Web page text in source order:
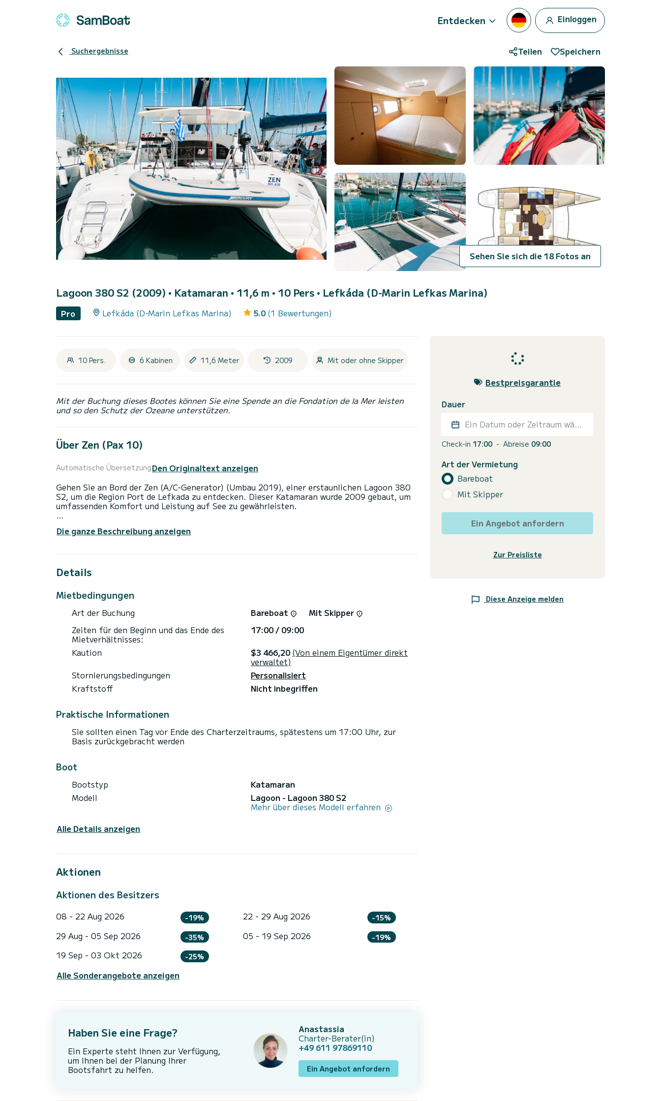
Entdecken Einloggen
Suchergebnisse Teilen Speichern
Sehen Sie sich die 18 Fotos an
Lagoon 380 S2 (2009) • Katamaran • 11,6 m • 10 Pers • Lefkáda (D-Marin Lefkas Marina)
Pro Lefkáda (D-Marin Lefkas Marina) 5.0 (1 Bewertungen)
10 Pers. 6 Kabinen 11,6 Meter 2009 Mit oder ohne Skipper
Mit der Buchung dieses Bootes können Sie eine Spende an die Fondation de la Mer leisten
und so den Schutz der Ozeane unterstützen.
Über Zen (Pax 10)
Automatische ÜbersetzungDen Originaltext anzeigen
Gehen Sie an Bord der Zen (A/C-Generator) (Umbau 2019), einer erstaunlichen Lagoon 380
S2, um die Region Port de Lefkada zu entdecken. Dieser Katamaran wurde 2009 gebaut, um
umfassenden Komfort und Leistung auf See zu gewährleisten.
einer Gesamtlänge von 12 Metern ist es Ihr bester Verbündeter, um einen außergewöhnlichen
über folgende Ausstattung: Autopilot, Solarpanel, Elektrische Seilwinde.
Wir laden Sie ein, direkt über die Plattform ein Angebot anzufordern. Wir werden uns mit
Die ganze Beschreibung anzeigen
Details
Mietbedingungen
Art der Buchung Bareboat
Mit Skipper
Zeiten für den Beginn und das Ende des
Mietverhältnisses:
17:00 / 09:00
Kaution
$3 466,20 (Von einem Eigentümer direkt
verwaltet)
Stornierungsbedingungen
Personalisiert
Kraftstoff
Nicht inbegriffen
Praktische Informationen
Sie sollten einen Tag vor Ende des Charterzeitraums, spätestens um 17:00 Uhr, zur
Basis zurückgebracht werden
Boot
Bootstyp
Katamaran
Modell
Lagoon - Lagoon 380 S2
Mehr über dieses Modell erfahren
Alle Details anzeigen
Aktionen
Aktionen des Besitzers
08 - 22 Aug 2026 -19% 22 - 29 Aug 2026 -15%
29 Aug - 05 Sep 2026 -35% 05 - 19 Sep 2026 -19%
19 Sep - 03 Okt 2026 -25%
Alle Sonderangebote anzeigen
Haben Sie eine Frage?
Ein Experte steht Ihnen zur Verfügung,
um Ihnen bei der Planung Ihrer
Bootsfahrt zu helfen.
Anastassia
Charter-Berater(in)
+49 611 97869110
Ein Angebot anfordern
Bestpreisgarantie
Dauer
Ein Datum oder Zeitraum wählen
Check-in 17:00 - Abreise 09:00
Art der Vermietung
Bareboat
Mit Skipper
Ein Angebot anfordern
Zur Preisliste
Diese Anzeige melden